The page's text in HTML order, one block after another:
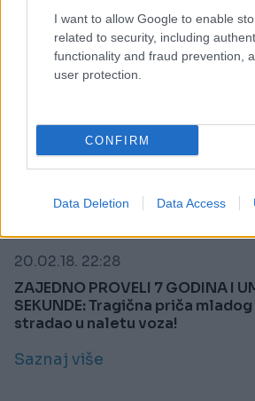
I want to allow Google to enable
related to security, including
functionality and fraud prevention,
user protection.
CONFIRM
Data Deletion Data Access
20.02.18. 22:28
ZAJEDNO PROVELI 7 GODINA I
SEKUNDE: Tragična priča
stradao u naletu voza!
Saznaj više